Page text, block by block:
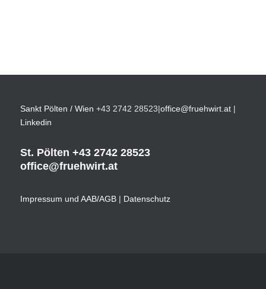
Sankt Pölten / Wien +43 2742 28523|office@fruehwirt.at|
Linkedin
St. Pölten +43 2742 28523
office@fruehwirt.at
Impressum und AAB/AGB| Datenschutz